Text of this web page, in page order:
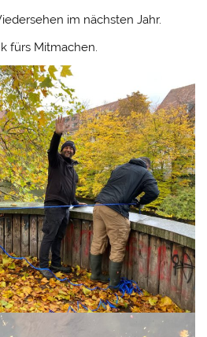
im nächsten Jahr.
fürs Mitmachen.